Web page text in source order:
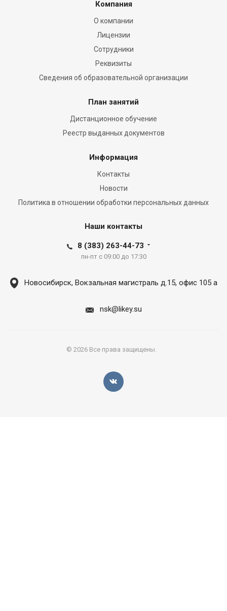
Компания
О компании
Лицензии
Сотрудники
Реквизиты
Сведения об образовательной организации
План занятий
Дистанционное обучение
Реестр выданных документов
Информация
Контакты
Новости
Политика в отношении обработки персональных данных
Наши контакты
8 (383) 263-44-73
пн-пт с 09:00 до 17:30
Новосибирск, Вокзальная магистраль д.15, офис 105 а
nsk@likey.su
© 2026 Все права защищены.